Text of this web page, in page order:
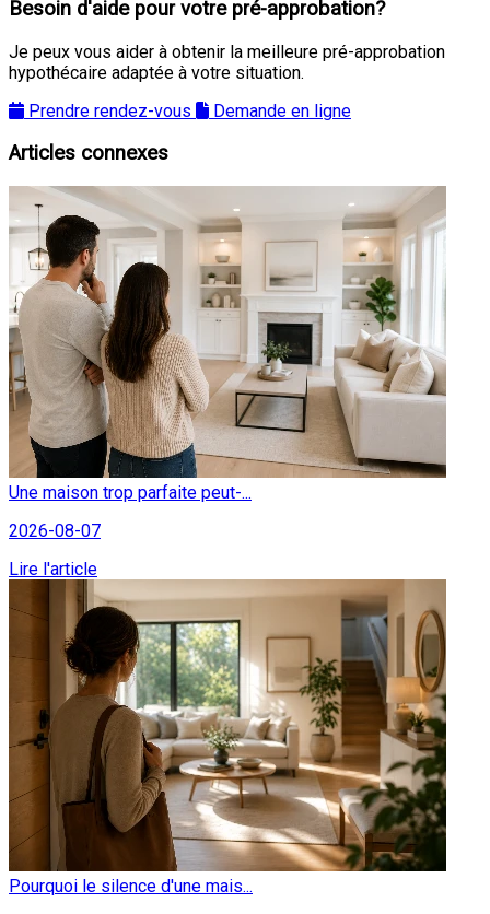
Besoin d'aide pour votre pré-approbation?
Je peux vous aider à obtenir la meilleure pré-approbation
hypothécaire adaptée à votre situation.
Prendre rendez-vous
Demande en ligne
Articles connexes
Une maison trop parfaite peut-...
2026-08-07
Lire l'article
Pourquoi le silence d'une mais...